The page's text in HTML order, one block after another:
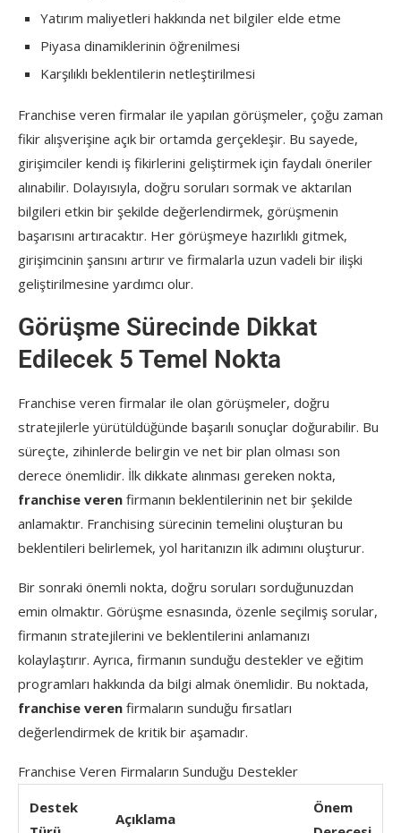
Yatırım maliyetleri hakkında net bilgiler elde etme
Piyasa dinamiklerinin öğrenilmesi
Karşılıklı beklentilerin netleştirilmesi
Franchise veren firmalar ile yapılan görüşmeler, çoğu zaman
fikir alışverişine açık bir ortamda gerçekleşir. Bu sayede,
girişimciler kendi iş fikirlerini geliştirmek için faydalı öneriler
alınabilir. Dolayısıyla, doğru soruları sormak ve aktarılan
bilgileri etkin bir şekilde değerlendirmek, görüşmenin
başarısını artıracaktır. Her görüşmeye hazırlıklı gitmek,
girişimcinin şansını artırır ve firmalarla uzun vadeli bir ilişki
geliştirilmesine yardımcı olur.
Görüşme Sürecinde Dikkat
Edilecek 5 Temel Nokta
Franchise veren firmalar ile olan görüşmeler, doğru
stratejilerle yürütüldüğünde başarılı sonuçlar doğurabilir. Bu
süreçte, zihinlerde belirgin ve net bir plan olması son
derece önemlidir. İlk dikkate alınması gereken nokta,
franchise veren firmanın beklentilerinin net bir şekilde
anlamaktır. Franchising sürecinin temelini oluşturan bu
beklentileri belirlemek, yol haritanızın ilk adımını oluşturur.
Bir sonraki önemli nokta, doğru soruları sorduğunuzdan
emin olmaktır. Görüşme esnasında, özenle seçilmiş sorular,
firmanın stratejilerini ve beklentilerini anlamanızı
kolaylaştırır. Ayrıca, firmanın sunduğu destekler ve eğitim
programları hakkında da bilgi almak önemlidir. Bu noktada,
franchise veren firmaların sunduğu fırsatları
değerlendirmek de kritik bir aşamadır.
Franchise Veren Firmaların Sunduğu Destekler
Destek
Açıklama
Önem